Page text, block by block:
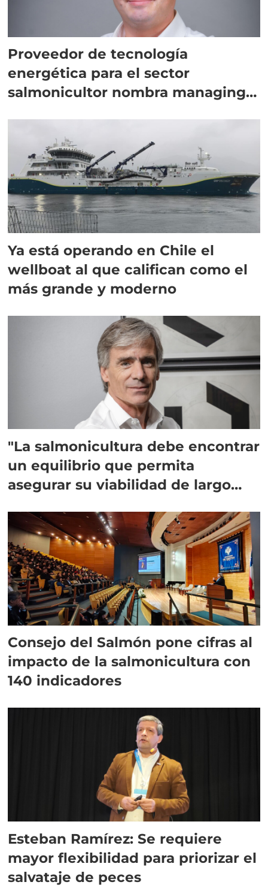
Proveedor de tecnología
energética para el sector
salmonicultor nombra managing
Ya está operando en Chile el
wellboat al que califican como el
más grande y moderno
"La salmonicultura debe encontrar
un equilibrio que permita
asegurar su viabilidad de largo
Consejo del Salmón pone cifras al
impacto de la salmonicultura con
140 indicadores
Esteban Ramírez: Se requiere
mayor flexibilidad para priorizar el
salvataje de peces